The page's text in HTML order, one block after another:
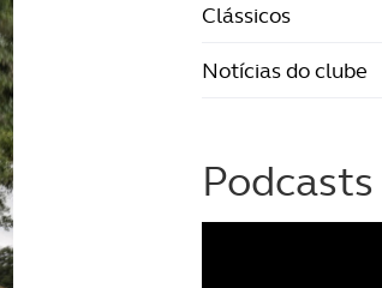
Clássicos
Notícias do clube
Podcasts